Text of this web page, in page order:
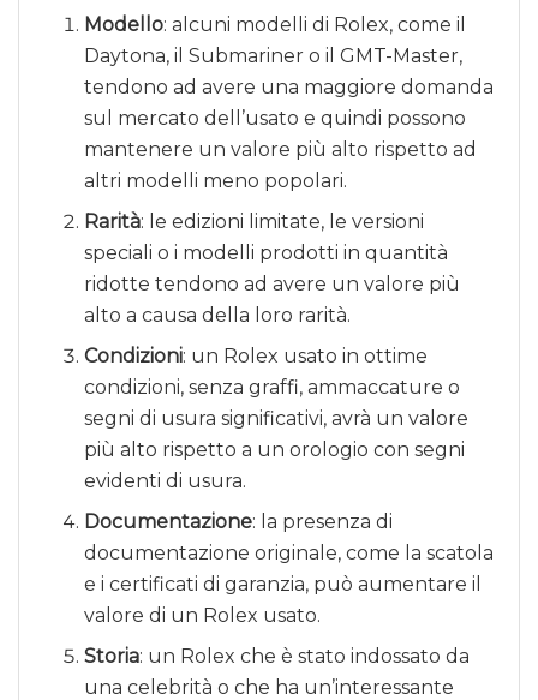
Modello: alcuni modelli di Rolex, come il
Daytona, il Submariner o il GMT-Master,
tendono ad avere una maggiore domanda
sul mercato dell’usato e quindi possono
mantenere un valore più alto rispetto ad
altri modelli meno popolari.
Rarità: le edizioni limitate, le versioni
speciali o i modelli prodotti in quantità
ridotte tendono ad avere un valore più
alto a causa della loro rarità.
Condizioni: un Rolex usato in ottime
condizioni, senza graffi, ammaccature o
segni di usura significativi, avrà un valore
più alto rispetto a un orologio con segni
evidenti di usura.
Documentazione: la presenza di
documentazione originale, come la scatola
e i certificati di garanzia, può aumentare il
valore di un Rolex usato.
Storia: un Rolex che è stato indossato da
una celebrità o che ha un’interessante